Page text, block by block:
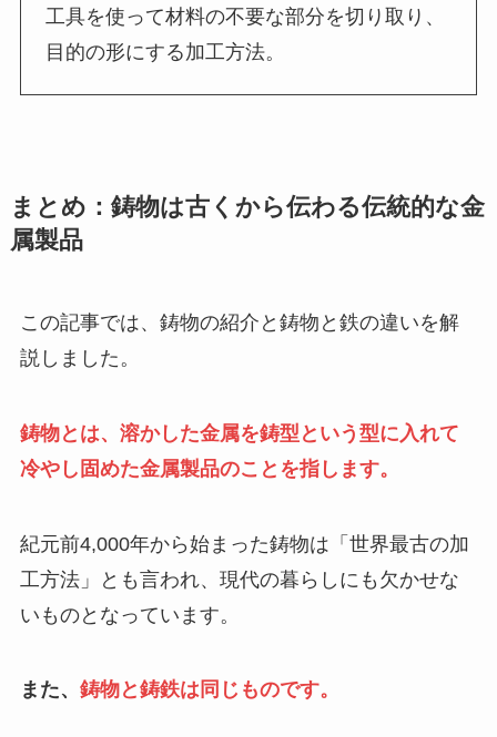
工具を使って材料の不要な部分を切り取り、
目的の形にする加工方法。
まとめ：鋳物は古くから伝わる伝統的な金
属製品
この記事では、鋳物の紹介と鋳物と鉄の違いを解
説しました。
鋳物とは、溶かした金属を鋳型という型に入れて
冷やし固めた金属製品のことを指します。
紀元前4,000年から始まった鋳物は「世界最古の加
工方法」とも言われ、現代の暮らしにも欠かせな
いものとなっています。
また、 鋳物と鋳鉄は同じものです。